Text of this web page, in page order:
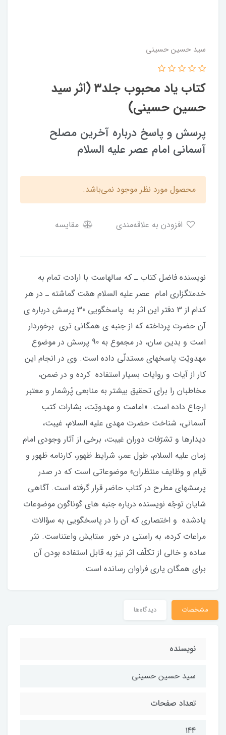
سید حسین حسینی
کتاب یاد محبوب جلد۳ (اثر سید
حسین حسینی)
پرسش و پاسخ درباره آخرین مصلح
آسمانی امام عصر علیه السلام
محصول مورد نظر موجود نمی‌باشد.
مقایسه
نويسنده‏ فاضل كتاب‏ ـ كه سال‏هاست با ارادت تمام به
خدمت‏گزارى امام‏ عصر عليه‏ السلام همّت گماشته‏ ـ در هر
كدام از 3 دفتر اين اثر به پاسخ‏گويى 30 پرسش درباره‏ ى
آن‏ حضرت پرداخته كه از جنبه‏ ى همگانى‏ ترى برخوردار
است و بدين‏ سان، در مجموع به 90 پرسش در موضوع
مهدويّت پاسخ‏هاى مستدلّى داده است. وى در انجام اين
كار از آيات و روايات بسيار استفاده كرده و در ضمن،
مخاطبان را براى تحقيق بيشتر به منابعى پُرشمار و معتبر
ارجاع داده است. «امامت و مهدويّت، بشارات كتب
آسمانى، شناخت حضرت مهدى عليه‏ السلام، غيبت،
ديدارها و تشرّفات دوران غيبت، برخى از آثار وجودى امام
زمان عليه‏ السلام، طول عمر، شرايط ظهور، كارنامه‏ ظهور و
قيام و وظايف منتظران» موضوعاتى است كه در صدر
پرسش‏هاى مطرح در كتاب حاضر قرار گرفته است. آگاهى
شايان توجّه نويسنده درباره‏ جنبه‏ هاى گوناگون موضوعات
يادشده و اختصارى كه آن را در پاسخ‏گويى به سؤالات
مراعات كرده، به راستى در خور ستايش واعتناست. نثر
ساده و خالى از تكلّف اثر نيز به قابل استفاده بودن آن
براى همگان یارى فراوان رسانده است.
مشخصات دیدگاه‌ها
نويسنده
سيد حسين حسيني
تعداد صفحات
144